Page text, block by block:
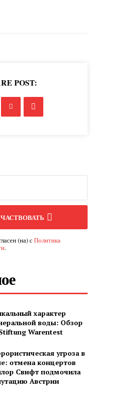
POST:
(на) сПолитика
.
характер
воды: Обзор
Warentest
угроза в
отмена концертов
Свифт подмочила
Австрии